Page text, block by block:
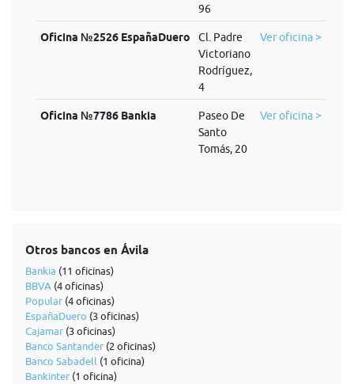
96
Oficina №2526 EspañaDuero
Cl. Padre
Victoriano
Rodríguez,
4
Ver oficina >
Oficina №7786 Bankia
Paseo De
Santo
Tomás, 20
Ver oficina >
Otros bancos en Ávila
Bankia (11 oficinas)
BBVA (4 oficinas)
Popular (4 oficinas)
EspañaDuero (3 oficinas)
Cajamar (3 oficinas)
Banco Santander (2 oficinas)
Banco Sabadell (1 oficina)
Bankinter (1 oficina)